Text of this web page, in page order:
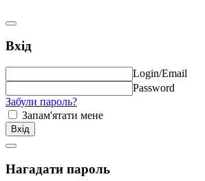
Вхід
Login/Email
Password
Забули пароль?
Запам'ятати мене
Нагадати пароль